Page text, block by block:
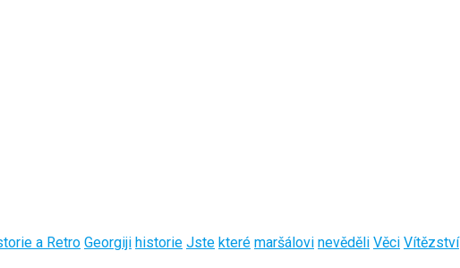
a Retro Georgiji historie Jste které maršálovi nevěděli Věci Vítězství